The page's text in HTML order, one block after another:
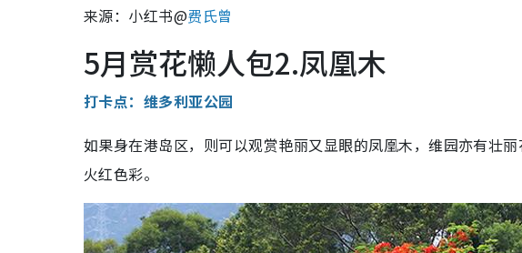
来源：小红书@费氏曾
5月赏花懒人包2.凤凰木
打卡点：维多利亚公园
如果身在港岛区，则可以观赏艳丽又显眼的凤凰木，维园亦有壮
火红色彩。